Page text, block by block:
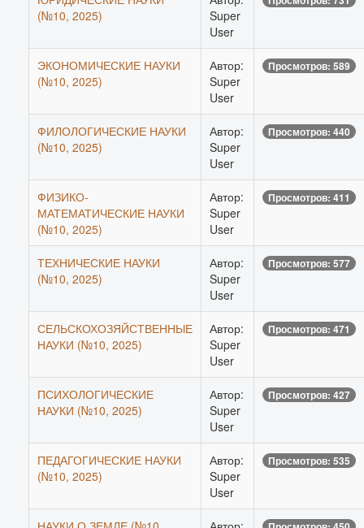
(№10, 2025)
Super
User
ЭКОНОМИЧЕСКИЕ НАУКИ
(№10, 2025)
Автор:
Super
User
Просмотров: 589
ФИЛОЛОГИЧЕСКИЕ НАУКИ
(№10, 2025)
Автор:
Super
User
Просмотров: 440
ФИЗИКО-
МАТЕМАТИЧЕСКИЕ НАУКИ
(№10, 2025)
Автор:
Super
User
Просмотров: 411
ТЕХНИЧЕСКИЕ НАУКИ
(№10, 2025)
Автор:
Super
User
Просмотров: 577
СЕЛЬСКОХОЗЯЙСТВЕННЫЕ
НАУКИ (№10, 2025)
Автор:
Super
User
Просмотров: 471
ПСИХОЛОГИЧЕСКИЕ
НАУКИ (№10, 2025)
Автор:
Super
User
Просмотров: 427
ПЕДАГОГИЧЕСКИЕ НАУКИ
(№10, 2025)
Автор:
Super
User
Просмотров: 535